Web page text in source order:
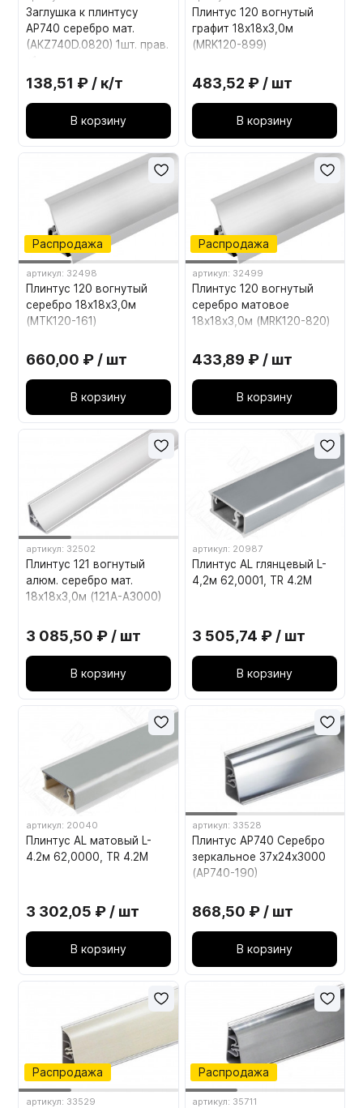
Заглушка к плинтусу
АР740 серебро мат.
(АКZ740D.0820) 1шт. прав.
138,51 ₽ / к/т
В корзину
Плинтус 120 вогнутый
графит 18х18х3,0м
(MRK120-899)
483,52 ₽ / шт
В корзину
Распродажа
артикул: 32498
Плинтус 120 вогнутый
серебро 18х18х3,0м
(MTK120-161)
660,00 ₽ / шт
В корзину
Распродажа
артикул: 32499
Плинтус 120 вогнутый
серебро матовое
18х18х3,0м (MRK120-820)
433,89 ₽ / шт
В корзину
артикул: 32502
Плинтус 121 вогнутый
алюм. серебро мат.
18х18х3,0м (121A-А3000)
3 085,50 ₽ / шт
В корзину
артикул: 20987
Плинтус AL глянцевый L-
4,2м 62,0001, TR 4.2M
3 505,74 ₽ / шт
В корзину
артикул: 20040
Плинтус AL матовый L-
4.2м 62,0000, TR 4.2M
3 302,05 ₽ / шт
В корзину
артикул: 33528
Плинтус AP740 Серебро
зеркальное 37х24х3000
(АР740-190)
868,50 ₽ / шт
В корзину
Распродажа
артикул: 33529
Распродажа
артикул: 35711